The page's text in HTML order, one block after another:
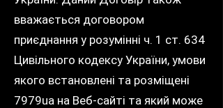
вважається договором
приєднання у розумінні ч. 1 ст. 634
Цивільного кодексу України, умови
якого встановлені та розміщені
7979ua на Веб-сайті та який може